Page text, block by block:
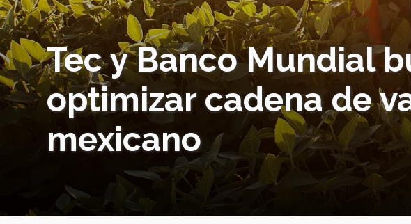
Tec y Banco Mundial
optimizar cadena de
mexicano